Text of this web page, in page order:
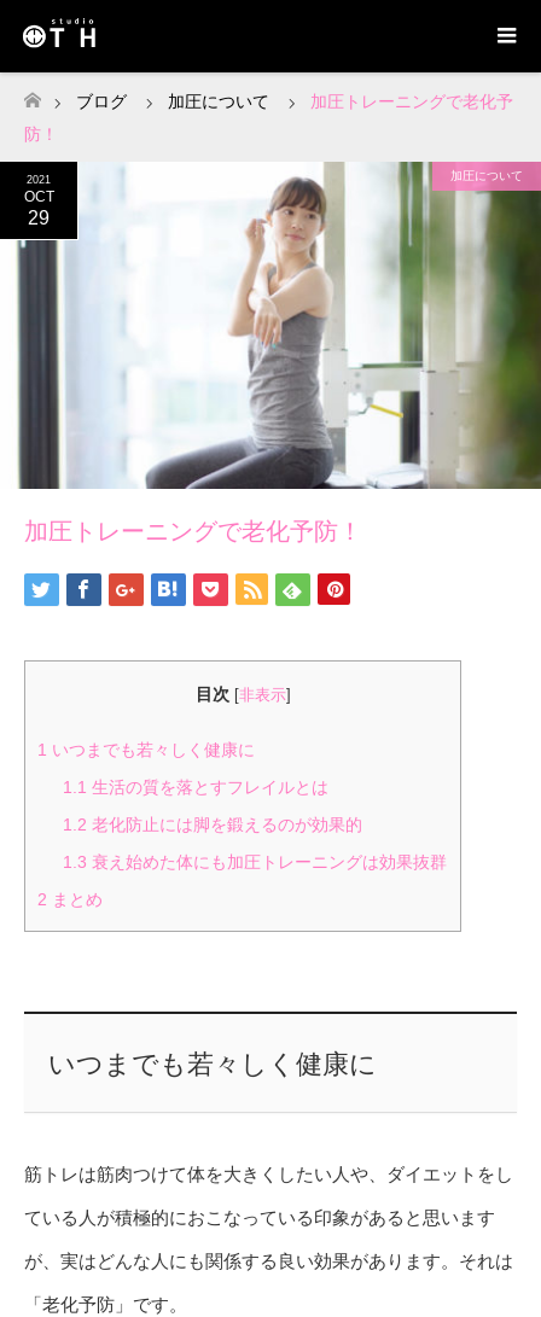
ホーム
ブログ 加圧について
加圧トレーニングで老化予
防！
2021
OCT
29
加圧について
加圧トレーニングで老化予防！
目次 [非表示]
1 いつまでも若々しく健康に
1.1 生活の質を落とすフレイルとは
1.2 老化防止には脚を鍛えるのが効果的
1.3 衰え始めた体にも加圧トレーニングは効果抜群
2 まとめ
いつまでも若々しく健康に
筋トレは筋肉つけて体を大きくしたい人や、ダイエットをし
ている人が積極的におこなっている印象があると思います
が、実はどんな人にも関係する良い効果があります。それは
「老化予防」です。